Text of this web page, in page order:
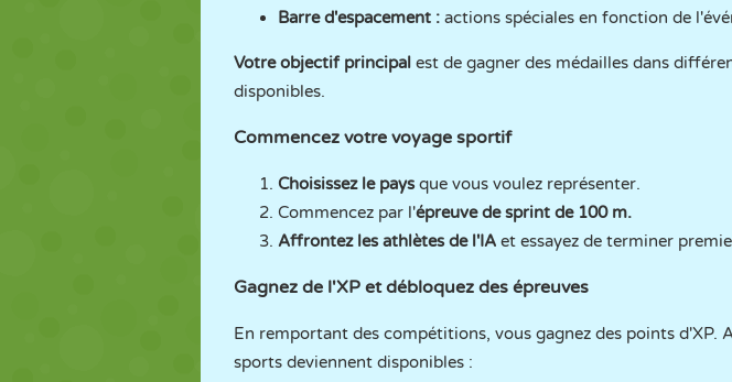
Barre d'espacement : actions spéciales en fonction de
Votre objectif principal est de gagner des médailles dans
disponibles.
Commencez votre voyage sportif
Choisissez le paysque vous voulez représenter.
Commencez par l'épreuve de sprint de 100 m.
Affrontez les athlètes de l'IA et essayez de terminer
Gagnez de l'XP et débloquez des épreuves
En remportant des compétitions, vous gagnez des points
sports deviennent disponibles :